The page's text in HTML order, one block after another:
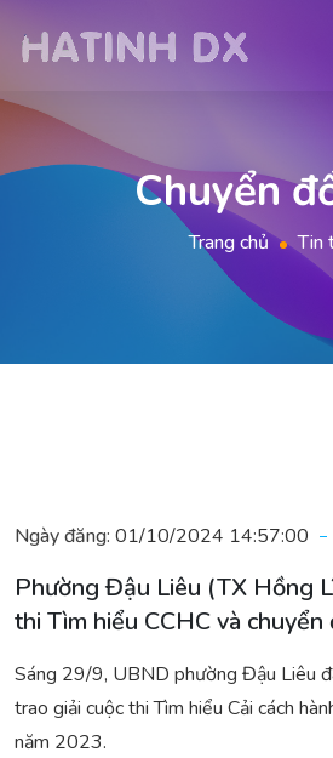
Chuyển
Trang chủ Tin
Ngày đăng: 01/10/2024 14:57:00
Phường Đậu Liêu (TX Hồng
thi Tìm hiểu CCHC và
Sáng 29/9, UBND phường Đậu Liêu
trao giải cuộc thi Tìm hiểu Cải cách
năm 2023.